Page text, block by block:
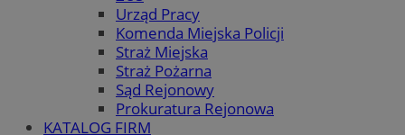
Urząd Pracy
Komenda Miejska Policji
Straż Miejska
Straż Pożarna
Sąd Rejonowy
Prokuratura Rejonowa
KATALOG FIRM